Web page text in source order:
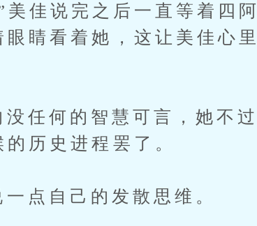
说完之后一直等着四阿
睛看着她，这让美佳心里
何的智慧可言，她不过
历史进程罢了。
自己的发散思维。